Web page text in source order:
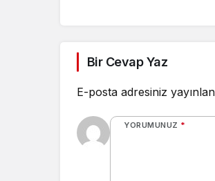
Bir Cevap Yaz
E-posta adresiniz
YORUMUNUZ *